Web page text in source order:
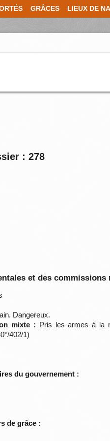
GRÂCES LIEUX DE
: 278
et des
Dangereux.
mixte : Pris les armes à la
402/1)
du gouvernement :
de grâce :